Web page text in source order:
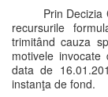
Prin Decizia
recursurile
trimitând cauza
motivele
data de
instanţa de fond.